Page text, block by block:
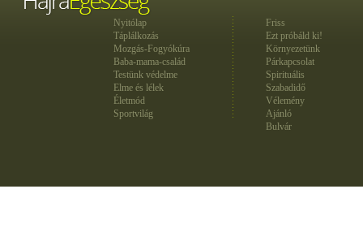
Nyitólap
Táplálkozás
Mozgás-Fogyókúra
Baba-mama-család
Testünk védelme
Elme és lélek
Életmód
Sportvilág
Friss
Ezt próbáld ki!
Környezetünk
Párkapcsolat
Spirituális
Szabadidő
Vélemény
Ajánló
Bulvár